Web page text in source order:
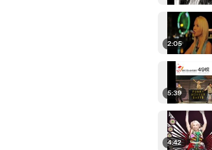
2:05
5:39
4:42